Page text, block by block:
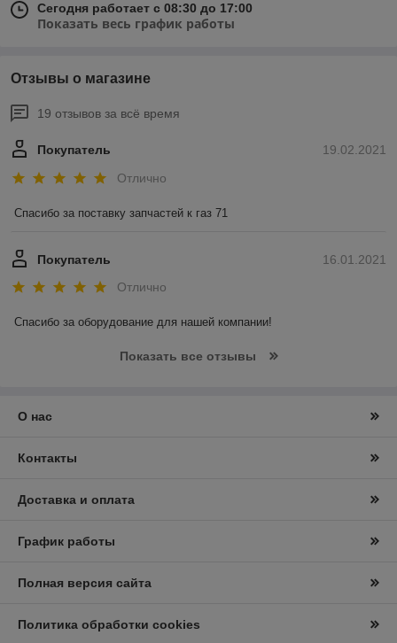
Сегодня работает с 08:30 до 17:00
Показать весь график работы
Отзывы о магазине
19 отзывов за всё время
19.02.2021
Покупатель
Отлично
Спасибо за поставку запчастей к газ 71
16.01.2021
Покупатель
Отлично
Спасибо за оборудование для нашей компании!
Показать все отзывы
О нас
Контакты
Доставка и оплата
График работы
Полная версия сайта
Политика обработки cookies